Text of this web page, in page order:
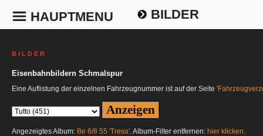
HAUPTMENU BILDER
B I L D E R
Eisenbahnbildern Schmalspur
Eine Auflistung der einzelnen Fahrzeugnummer ist auf der Seite
Angezeigtes Album: Be 6/8 55 'Tresa'. Album-Filter entfernen: hier klicken.